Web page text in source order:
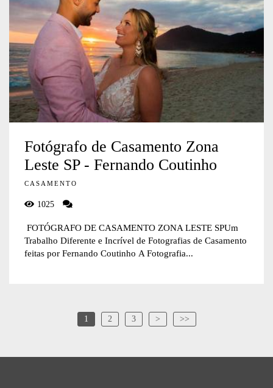
Fotógrafo de Casamento Zona
Leste SP - Fernando Coutinho
CASAMENTO
1025
FOTÓGRAFO DE CASAMENTO ZONA LESTE SPUm
Trabalho Diferente e Incrível de Fotografias de Casamento
feitas por Fernando Coutinho A Fotografia...
1 2 3 > >>